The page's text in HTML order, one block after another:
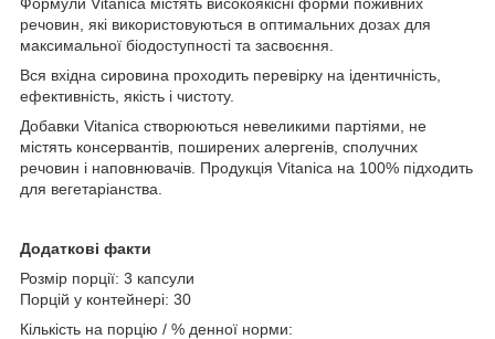
речовин, які використовуються в оптимальних дозах для
максимальної біодоступності та засвоєння.
Вся вхідна сировина проходить перевірку на ідентичність,
ефективність, якість і чистоту.
Добавки Vitanica створюються невеликими партіями, не
містять консервантів, поширених алергенів, сполучних
речовин і наповнювачів. Продукція Vitanica на 100% підходить
для вегетаріанства.
Додаткові факти
Розмір порції: 3 капсули
Порцій у контейнері: 30
Кількість на порцію / % денної норми: